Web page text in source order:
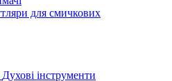
для смичкових
Духові інструменти